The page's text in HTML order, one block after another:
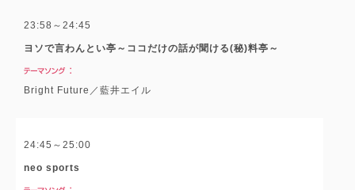
23:58～24:45
ヨソで言わんとい亭～ココだけの話が聞ける(秘)料亭～
Bright Future／藍井エイル
24:45～25:00
neo sports